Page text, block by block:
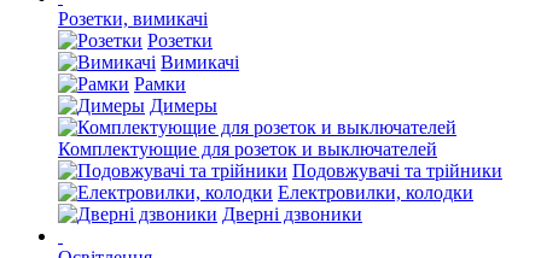
Розетки, вимикачі
Розетки
Вимикачі
Рамки
Димеры
Комплектующие для розеток и выключателей
Подовжувачі та трійники
Електровилки, колодки
Дверні дзвоники